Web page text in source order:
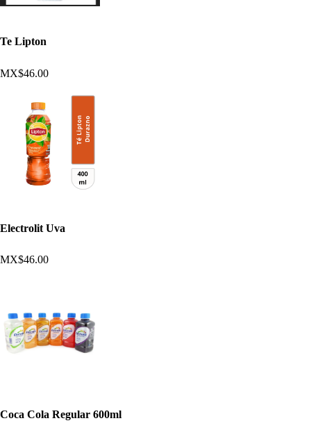
Te Lipton
MX$46.00
Electrolit Uva
MX$46.00
Coca Cola Regular 600ml